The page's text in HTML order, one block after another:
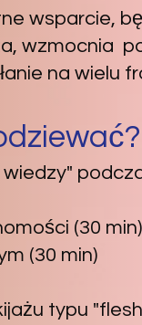
wsparcie,
wzmocnia
na wielu
(30 min)
(30 min)
typu